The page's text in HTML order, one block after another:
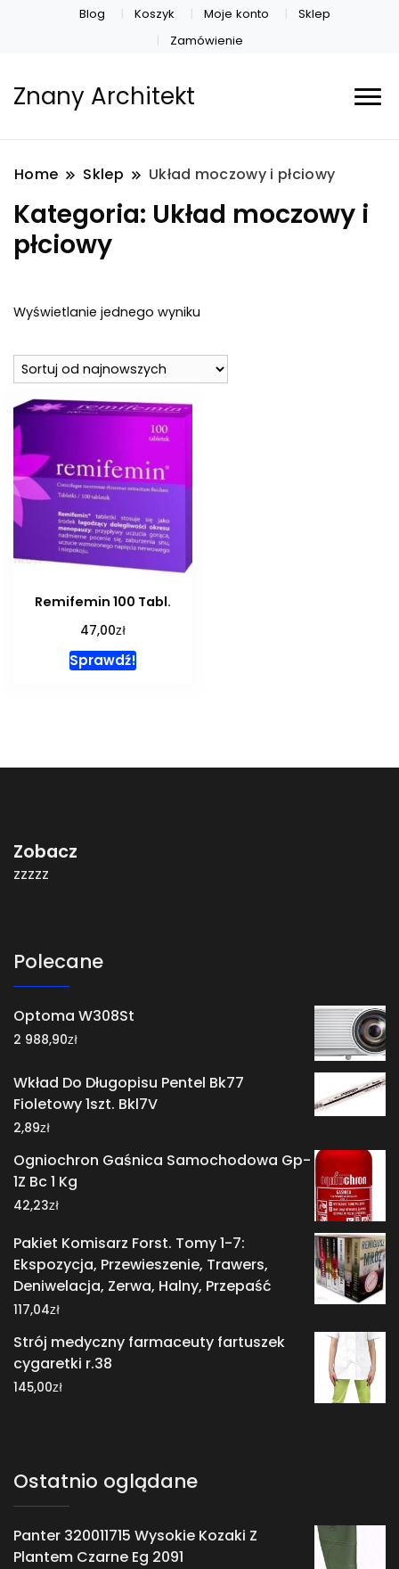
Blog Koszyk Moje konto
Sklep
Zamówienie
Znany Architekt
Home Sklep Układ moczowy i płciowy
Kategoria: Układ moczowy i
płciowy
Wyświetlanie jednego wyniku
Remifemin 100 Tabl.
47,00zł
Sprawdź!
Zobacz
zzzzz
Polecane
Optoma W308St
2 988,90zł
Wkład Do Długopisu Pentel Bk77
Fioletowy 1szt. Bkl7V
2,89zł
Ogniochron Gaśnica Samochodowa Gp-
1Z Bc 1 Kg
42,23zł
Pakiet Komisarz Forst. Tomy 1-7:
Ekspozycja, Przewieszenie, Trawers,
Deniwelacja, Zerwa, Halny, Przepaść
117,04zł
Strój medyczny farmaceuty fartuszek
cygaretki r.38
145,00zł
Ostatnio oglądane
Panter 320011715 Wysokie Kozaki Z
Plantem Czarne Eg 2091